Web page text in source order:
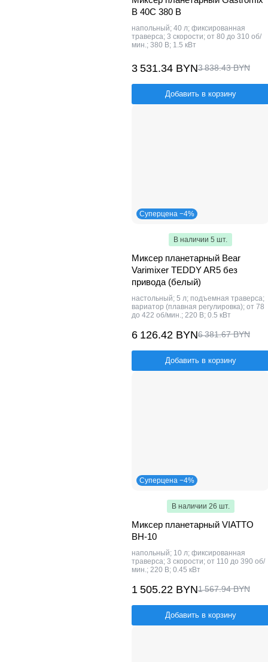
B 40C 380 В
напольный; 40 л; фиксированная
траверса; 3 скорости; от 80 до 310 об/
мин.; 380 В; 1.5 кВт
3 531.34 BYN3 838.43 BYN
Добавить в корзину
Суперцена −4%
В наличии 5 шт.
Миксер планетарный Bear
Varimixer TEDDY AR5 без
привода (белый)
настольный; 5 л; подъемная траверса;
вариатор (плавная регулировка); от 78
до 422 об/мин.; 220 В; 0.5 кВт
6 126.42 BYN6 381.67 BYN
Добавить в корзину
Суперцена −4%
В наличии 26 шт.
Миксер планетарный VIATTO
BH-10
напольный; 10 л; фиксированная
траверса; 3 скорости; от 110 до 390 об/
мин.; 220 В; 0.45 кВт
1 505.22 BYN1 567.94 BYN
Добавить в корзину